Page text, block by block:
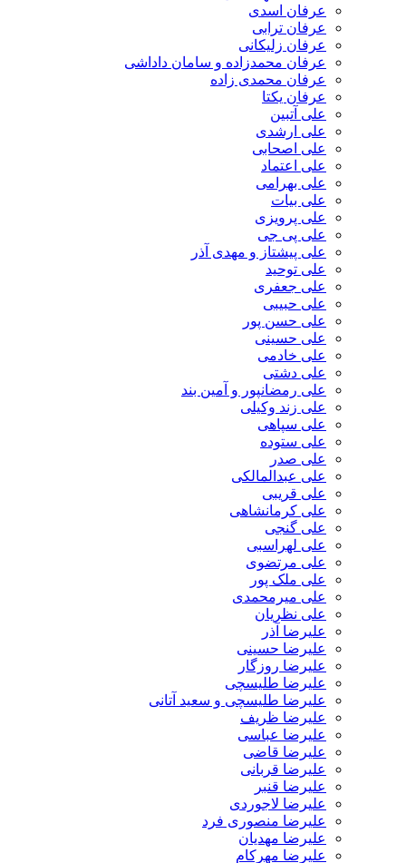
عرفان اسدی
عرفان ترابی
عرفان زلیکانی
عرفان محمدزاده و سامان داداشی
عرفان محمدی زاده
عرفان یکتا
علی آتبین
علی ارشدی
علی اصحابی
علی اعتماد
علی بهرامی
علی بیات
علی پرویزی
علی پی جی
علی پیشتاز و مهدی آذر
علی توحید
علی جعفری
علی حبیبی
علی حسن پور
علی حسینی
علی خادمی
علی دشتی
علی رمضانپور و آمین بند
علی زند وکیلی
علی سپاهی
علی ستوده
علی صدر
علی عبدالمالکی
علی قریبی
علی کرمانشاهی
علی گنجی
علی لهراسبی
علی مرتضوی
علی ملک پور
علی میرمحمدی
علی نظریان
علیرضا آذر
علیرضا حسینی
علیرضا روزگار
علیرضا طلیسچی
علیرضا طلیسچی و سعید آتانی
علیرضا ظریف
علیرضا عباسی
علیرضا قاضی
علیرضا قربانی
علیرضا قنبر
علیرضا لاجوردی
علیرضا منصوری فرد
علیرضا مهدیان
علیرضا مهرکام